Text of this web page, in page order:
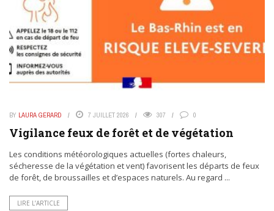
BY LAURA GERARD 7 JUILLET 2026 307 0
Vigilance feux de forêt et de végétation
Les conditions météorologiques actuelles (fortes chaleurs,
sécheresse de la végétation et vent) favorisent les départs de feux
de forêt, de broussailles et d’espaces naturels. Au regard ...
LIRE L’ARTICLE